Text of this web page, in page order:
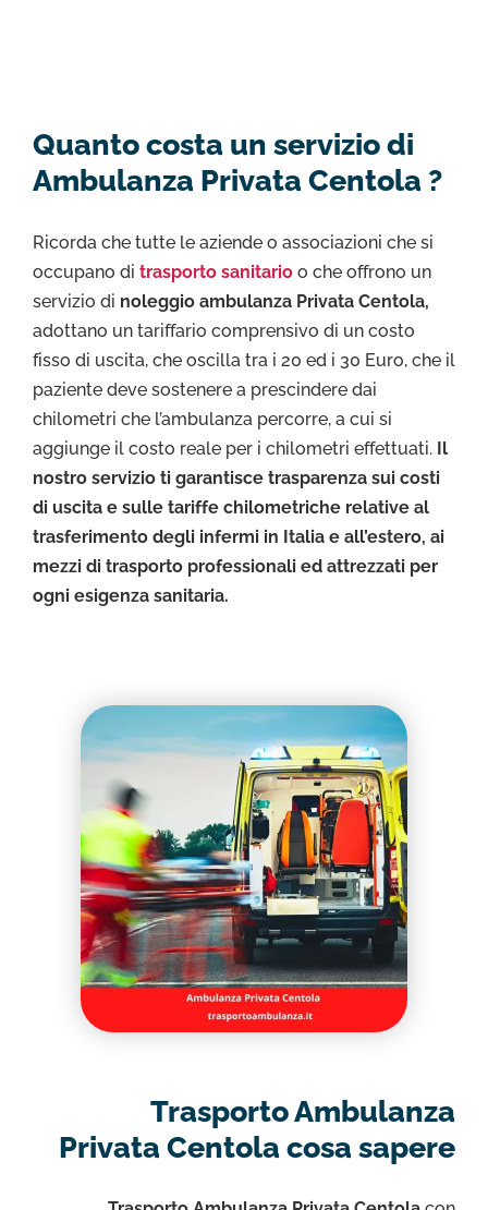
Quanto costa un servizio di
Ambulanza Privata Centola ?
Ricorda che tutte le aziende o associazioni che si
occupano di trasporto sanitario o che offrono un
servizio di noleggio ambulanza Privata Centola,
adottano un tariffario comprensivo di un costo
fisso di uscita, che oscilla tra i 20 ed i 30 Euro, che il
paziente deve sostenere a prescindere dai
chilometri che l’ambulanza percorre, a cui si
aggiunge il costo reale per i chilometri effettuati. Il
nostro servizio ti garantisce trasparenza sui costi
di uscita e sulle tariffe chilometriche relative al
trasferimento degli infermi in Italia e all’estero, ai
mezzi di trasporto professionali ed attrezzati per
ogni esigenza sanitaria.
Trasporto Ambulanza
Privata Centola cosa sapere